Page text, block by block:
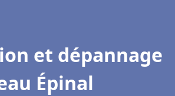
et dépannage
Épinal